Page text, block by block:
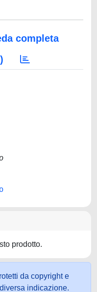
completa
prodotto.
da copyright e
indicazione.